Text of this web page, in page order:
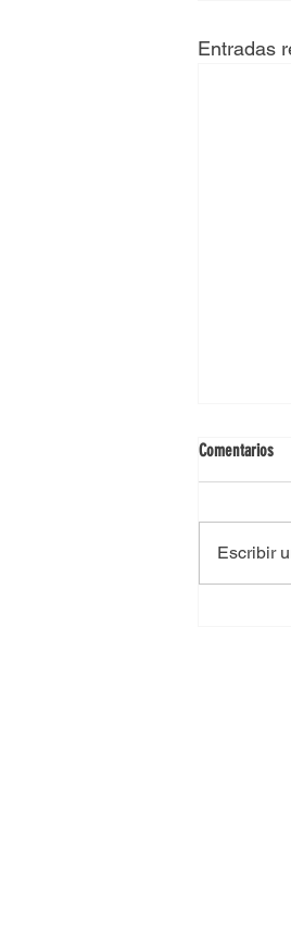
Entradas
Como
Comentarios
Escribir